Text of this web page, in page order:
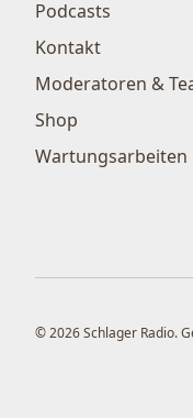
Podcasts
Kontakt
Moderatoren &
Shop
Wartungsarbeiten
© 2026 Schlager Radio.